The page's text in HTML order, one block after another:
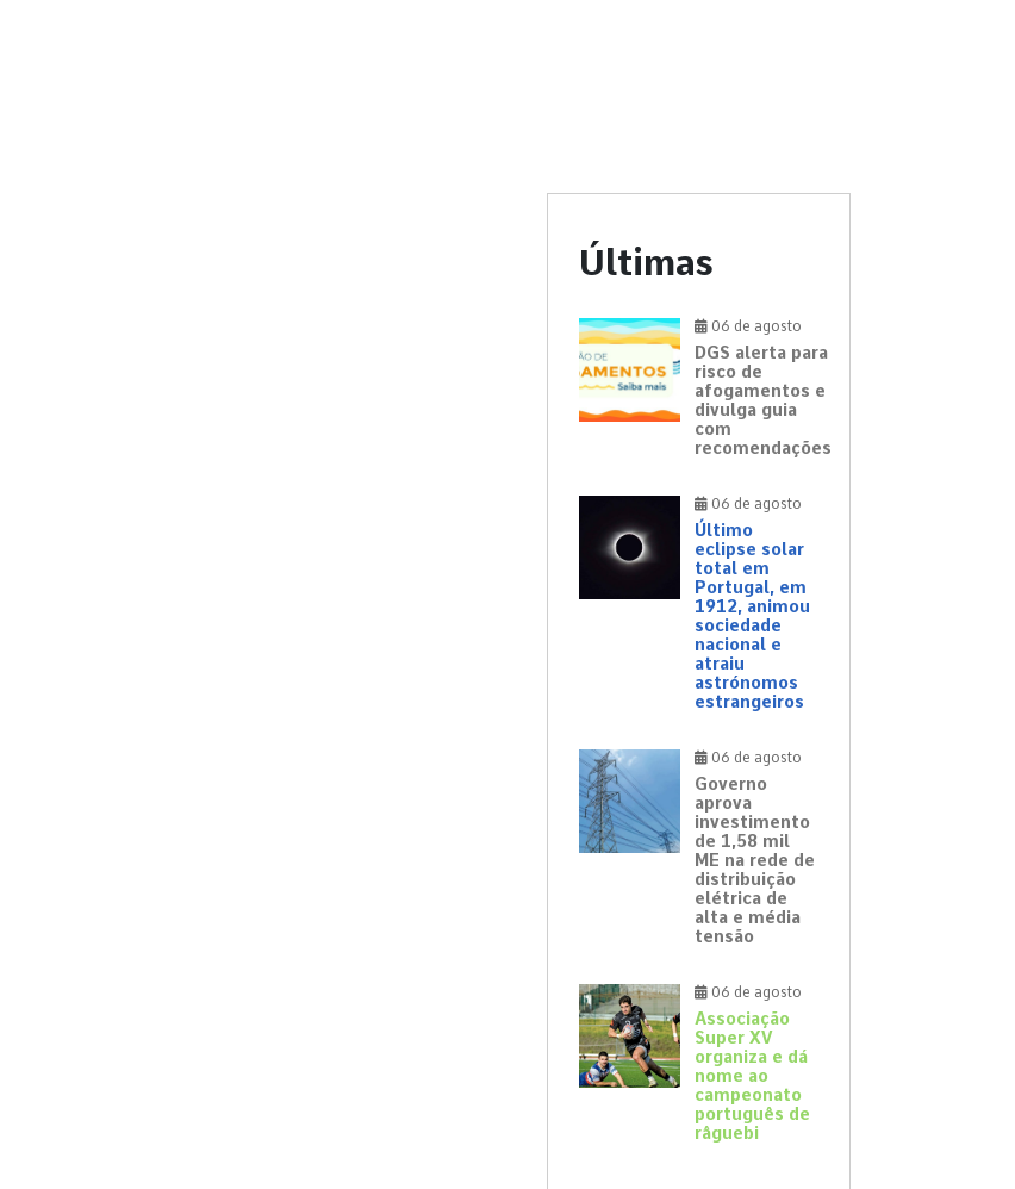
Últimas
06 de agosto
DGS alerta para
risco de
afogamentos e
divulga guia
com
recomendações
06 de agosto
Último
eclipse solar
total em
Portugal, em
1912, animou
sociedade
nacional e
atraiu
astrónomos
estrangeiros
06 de agosto
Governo
aprova
investimento
de 1,58 mil
ME na rede de
distribuição
elétrica de
alta e média
tensão
06 de agosto
Associação
Super XV
organiza e dá
nome ao
campeonato
português de
râguebi